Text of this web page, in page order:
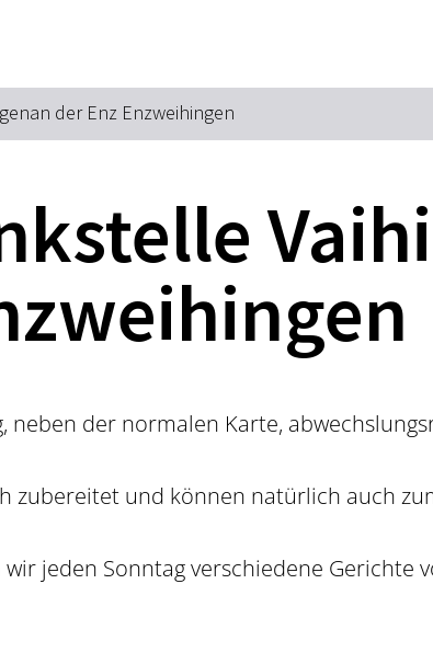
der Enz Enzweihingen
der normalen Karte,
zubereitet und können natürlich auch
jeden Sonntag verschiedene Gerichte